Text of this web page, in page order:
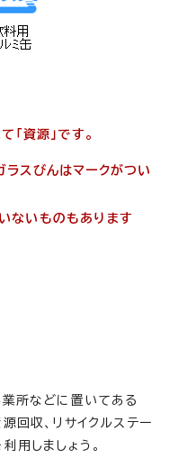
「資源」です。
スびんはマークがつい
ないものもあります
業所などに置いてある
回収、リサイクルステー
用しましょう。